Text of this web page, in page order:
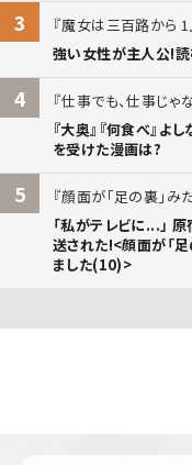
3
魔女は三百路から 1
強い女性が主人公!
4
仕事でも、仕事じゃ
『大奥』『何食べ』
を受けた漫画は?
5
顔面が「足の裏」み
「私がテレビに...」
送された!<顔面が「
ました(10)>